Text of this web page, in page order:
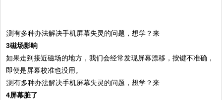
3磁场影响
如果走到接近磁场的地方，我们会经常发现屏幕漂移，按键不准确，
即便是屏幕校准也没用。
4屏幕脏了